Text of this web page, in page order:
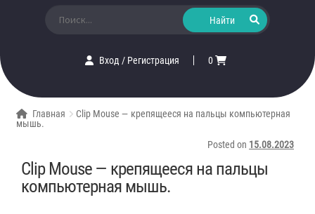
Вход/ Регистрация 0
Главная
Clip Mouse — крепящееся на пальцы компьютерная
мышь.
Posted on 15.08.2023
Clip Mouse — крепящееся на пальцы
компьютерная мышь.